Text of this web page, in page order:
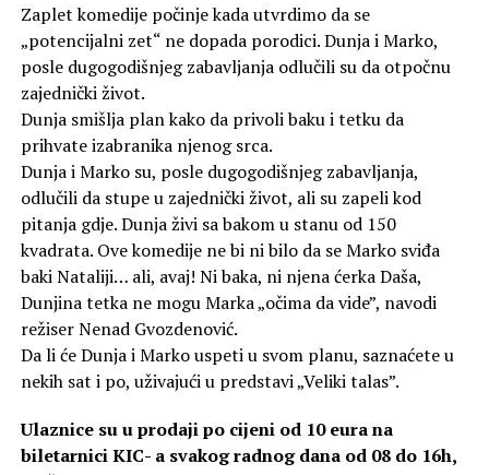
Zaplet komedije počinje kada utvrdimo da se
„potencijalni zet“ ne dopada porodici. Dunja i Marko,
posle dugogodišnjeg zabavljanja odlučili su da otpočnu
zajednički život.
Dunja smišlja plan kako da privoli baku i tetku da
prihvate izabranika njenog srca.
Dunja i Marko su, posle dugogodišnjeg zabavljanja,
odlučili da stupe u zajednički život, ali su zapeli kod
pitanja gdje. Dunja živi sa bakom u stanu od 150
kvadrata. Ove komedije ne bi ni bilo da se Marko sviđa
baki Nataliji… ali, avaj! Ni baka, ni njena ćerka Daša,
Dunjina tetka ne mogu Marka „očima da vide”, navodi
režiser Nenad Gvozdenović.
Da li će Dunja i Marko uspeti u svom planu, saznaćete u
nekih sat i po, uživajući u predstavi „Veliki talas”.
Ulaznice su u prodaji po cijeni od 10 eura na
biletarnici KIC- a svakog radnog dana od 08 do 16h,